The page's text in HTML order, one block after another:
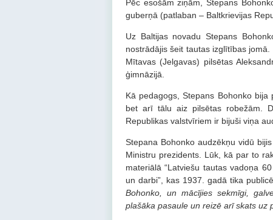
Pēc esošām ziņām, Stepans
guberņā (patlaban – Baltkrievijas
Uz Baltijas novadu Stepans
nostrādājis šeit tautas izglītības
Mītavas (Jelgavas) pilsētas
ģimnāzijā.
Kā pedagogs, Stepans Bohonko
bet arī tālu aiz pilsētas robežām.
Republikas valstvīriem ir bijuši viņa
Stepana Bohonko audzēkņu vidū
Ministru prezidents. Lūk, kā par to
materiālā “Latviešu tautas vadoņa
un darbi”, kas 1937. gadā tika
Bohonko, un mācījies sekmīgi,
plašāka pasaule un reizē arī skats uz